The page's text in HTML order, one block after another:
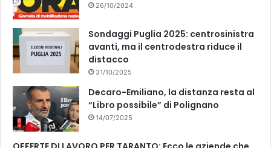
26/10/2024
Sondaggi Puglia 2025: centrosinistra
avanti, ma il centrodestra riduce il
distacco
31/10/2025
Decaro-Emiliano, la distanza resta al
“Libro possibile” di Polignano
14/07/2025